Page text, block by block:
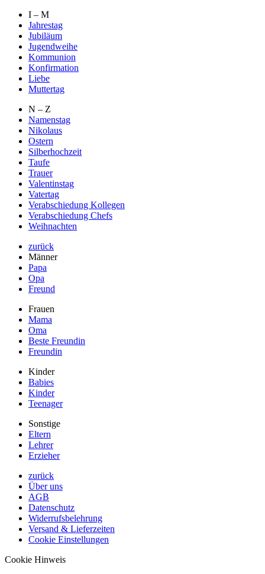
I – M
Jahrestag
Jubiläum
Jugendweihe
Kommunion
Konfirmation
Liebe
Muttertag
N – Z
Namenstag
Nikolaus
Ostern
Silberhochzeit
Taufe
Trauer
Valentinstag
Vatertag
Verabschiedung Kollegen
Verabschiedung Chefs
Weihnachten
zurück
Männer
Papa
Opa
Freund
Frauen
Mama
Oma
Beste Freundin
Freundin
Kinder
Babies
Kinder
Teenager
Sonstige
Eltern
Lehrer
Erzieher
zurück
Über uns
AGB
Datenschutz
Widerrufsbelehrung
Versand & Lieferzeiten
Cookie Einstellungen
Cookie Hinweis